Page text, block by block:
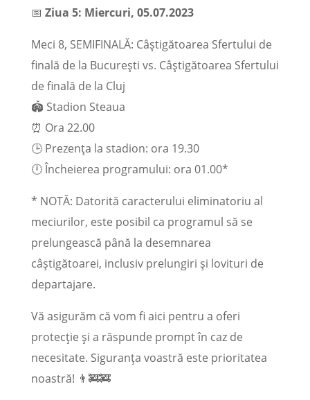
📅 Ziua 5: Miercuri, 05.07.2023
Meci 8, SEMIFINALĂ: Câștigătoarea Sfertului de
finală de la București vs. Câștigătoarea Sfertului
de finală de la Cluj
🏟️ Stadion Steaua
⏰ Ora 22.00
🕒 Prezența la stadion: ora 19.30
🕛 Încheierea programului: ora 01.00*
* NOTĂ: Datorită caracterului eliminatoriu al
meciurilor, este posibil ca programul să se
prelungească până la desemnarea
câștigătoarei, inclusiv prelungiri și lovituri de
departajare.
Vă asigurăm că vom fi aici pentru a oferi
protecție și a răspunde prompt în caz de
necesitate. Siguranța voastră este prioritatea
noastră! 👨‍🚒🚒